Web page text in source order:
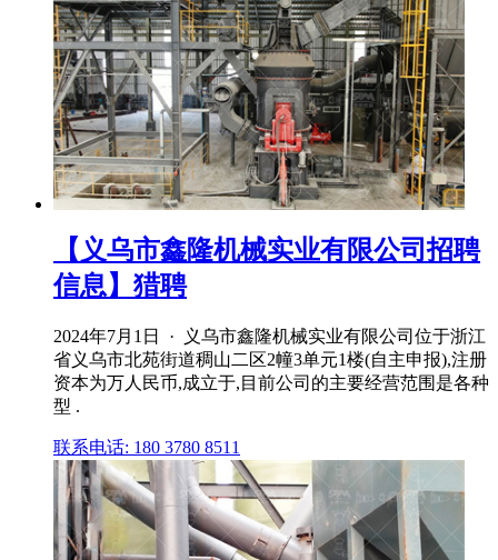
【义乌市鑫隆机械实业有限公司招聘
信息】猎聘
2024年7月1日 · 义乌市鑫隆机械实业有限公司位于浙江
省义乌市北苑街道稠山二区2幢3单元1楼(自主申报),注册
资本为万人民币,成立于,目前公司的主要经营范围是各种
型 .
联系电话: 180 3780 8511